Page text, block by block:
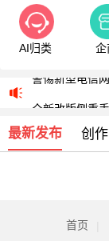
AI归类 企
我司部分服务
全新改版侧重
我司部分服务
最新发布 创
首页